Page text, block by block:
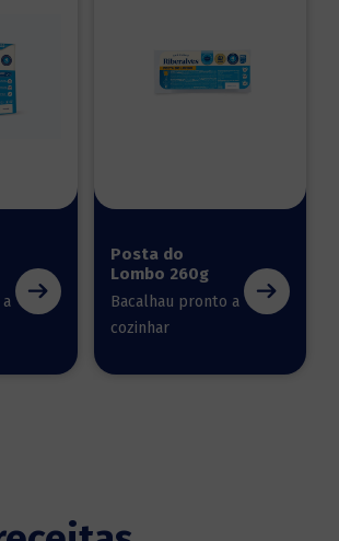
Posta do
Lombo 260g
Bacalhau pronto a
cozinhar